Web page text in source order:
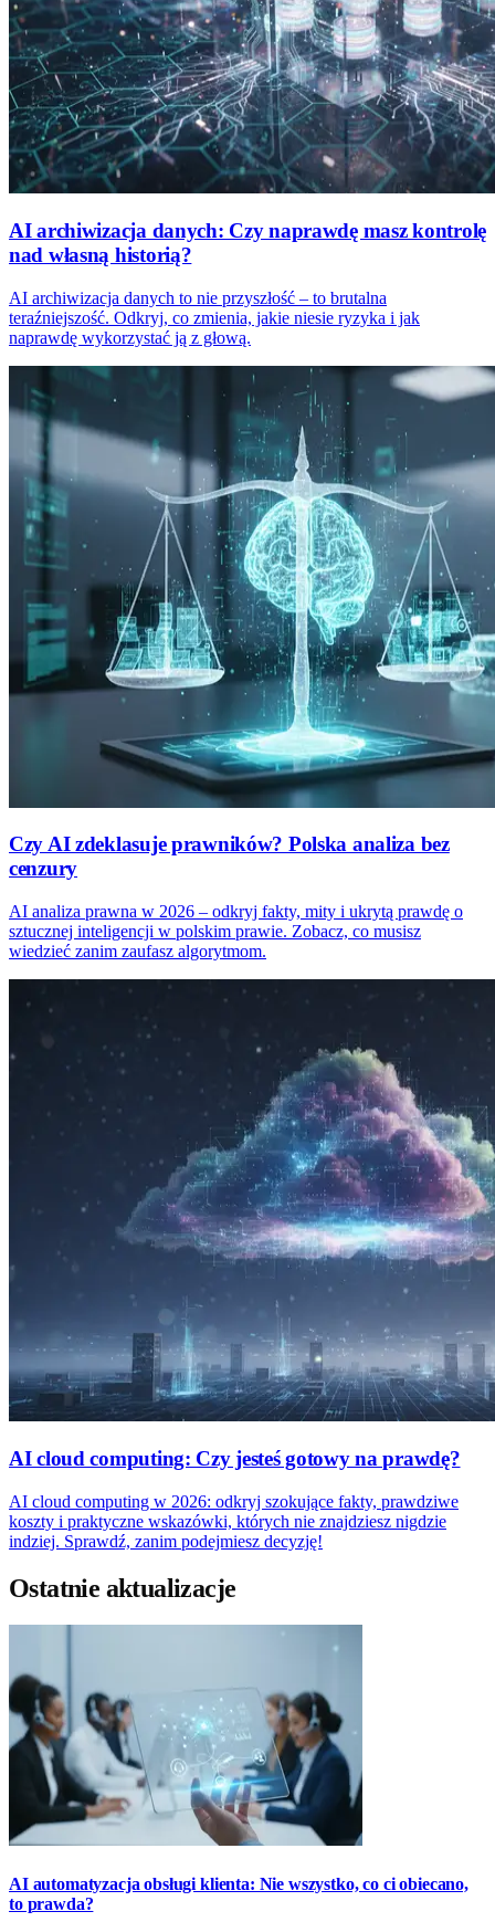
AI archiwizacja danych: Czy naprawdę masz kontrolę
nad własną historią?
AI archiwizacja danych to nie przyszłość – to brutalna
teraźniejszość. Odkryj, co zmienia, jakie niesie ryzyka i jak
naprawdę wykorzystać ją z głową.
Czy AI zdeklasuje prawników? Polska analiza bez
cenzury
AI analiza prawna w 2026 – odkryj fakty, mity i ukrytą prawdę o
sztucznej inteligencji w polskim prawie. Zobacz, co musisz
wiedzieć zanim zaufasz algorytmom.
AI cloud computing: Czy jesteś gotowy na prawdę?
AI cloud computing w 2026: odkryj szokujące fakty, prawdziwe
koszty i praktyczne wskazówki, których nie znajdziesz nigdzie
indziej. Sprawdź, zanim podejmiesz decyzję!
Ostatnie aktualizacje
AI automatyzacja obsługi klienta: Nie wszystko, co ci obiecano,
to prawda?